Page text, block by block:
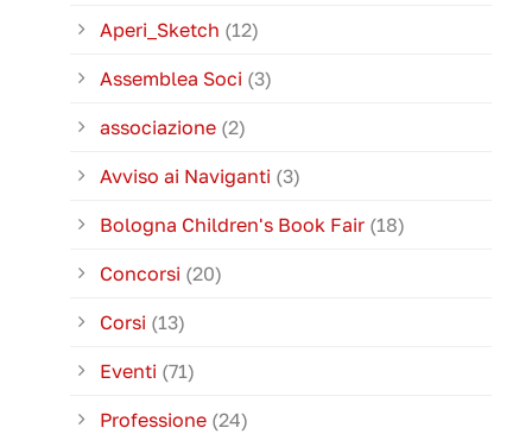
Aperi_Sketch (12)
Assemblea Soci (3)
associazione (2)
Avviso ai Naviganti (3)
Bologna Children's Book Fair (18)
Concorsi (20)
Corsi (13)
Eventi (71)
Professione (24)